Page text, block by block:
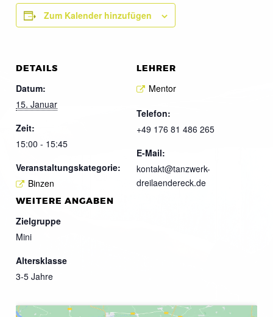
Zum Kalender hinzufügen
DETAILS
Datum:
15. Januar
Zeit:
15:00 - 15:45
Veranstaltungskategorie:
Binzen
LEHRER
Mentor
Telefon:
+49 176 81 486 265
E-Mail:
kontakt@tanzwerk-
dreilaendereck.de
WEITERE ANGABEN
Zielgruppe
Mini
Altersklasse
3-5 Jahre